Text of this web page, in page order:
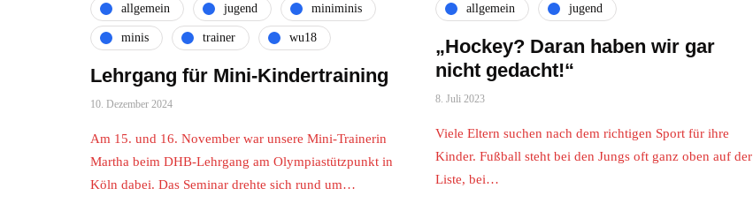
allgemein jugend miniminis
minis trainer wu18
Lehrgang für Mini-Kindertraining
10. Dezember 2024
Am 15. und 16. November war unsere Mini-Trainerin
Martha beim DHB-Lehrgang am Olympiastützpunkt in
Köln dabei. Das Seminar drehte sich rund um…
allgemein jugend
„Hockey? Daran haben wir gar
nicht gedacht!“
8. Juli 2023
Viele Eltern suchen nach dem richtigen Sport für ihre
Kinder. Fußball steht bei den Jungs oft ganz oben auf der
Liste, bei…